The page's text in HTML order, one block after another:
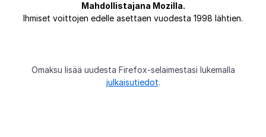
Mahdollistajana Mozilla.
Ihmiset voittojen edelle asettaen vuodesta 1998 lähtien.
Omaksu lisää uudesta Firefox-selaimestasi lukemalla
julkaisutiedot.